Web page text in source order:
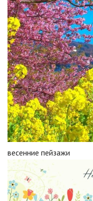
весенние пейзажи